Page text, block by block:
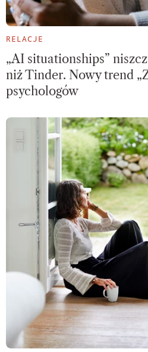
RELACJE
„AI situationships”
niż Tinder. Nowy trend
psychologów